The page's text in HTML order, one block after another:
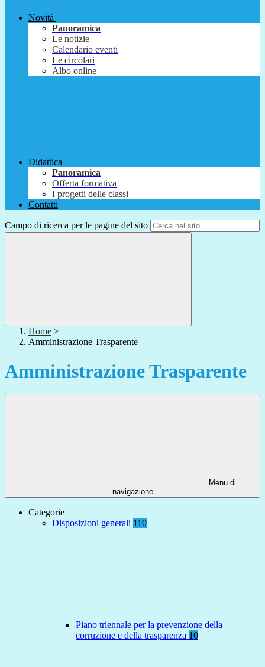
Novità
Panoramica
Le notizie
Calendario eventi
Le circolari
Albo online
Didattica
Panoramica
Offerta formativa
I progetti delle classi
Contatti
Campo di ricerca per le pagine del sito
Home >
Amministrazione Trasparente
Amministrazione Trasparente
Menu di
navigazione
Categorie
Disposizioni generali 110
Piano triennale per la prevenzione della
corruzione e della trasparenza 10